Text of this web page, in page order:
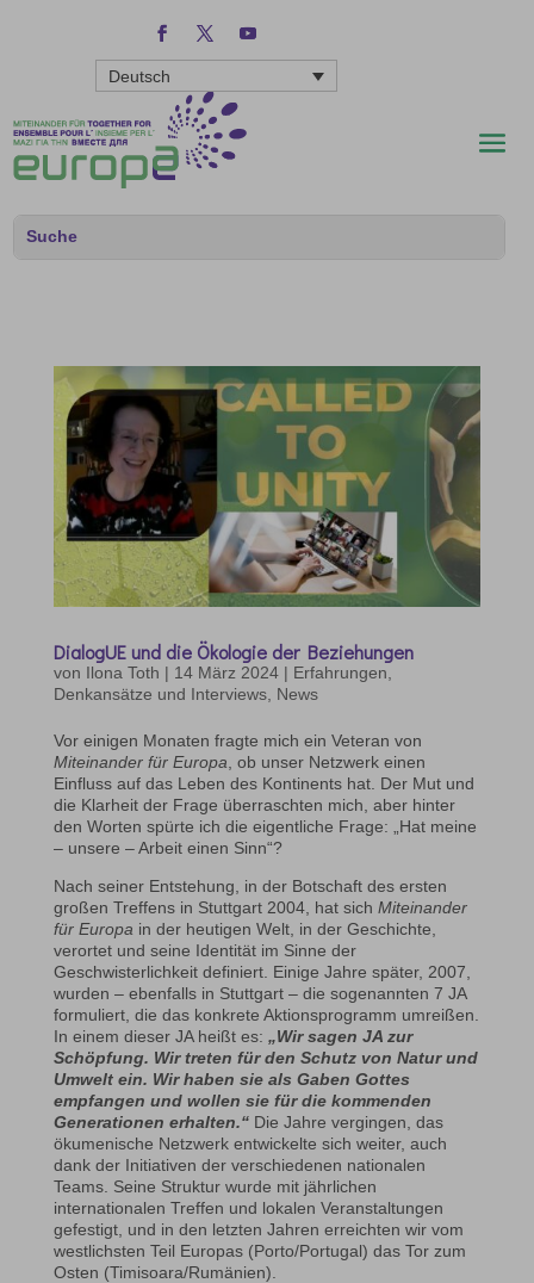
Deutsch
DialogUE und die Ökologie der Beziehungen
von Ilona Toth | 14 März 2024| Erfahrungen,
Denkansätze und Interviews, News
Vor einigen Monaten fragte mich ein Veteran von
Miteinander für Europa , ob unser Netzwerk einen
Einfluss auf das Leben des Kontinents hat. Der Mut und
die Klarheit der Frage überraschten mich, aber hinter
den Worten spürte ich die eigentliche Frage: „Hat meine
– unsere – Arbeit einen Sinn“?
Nach seiner Entstehung, in der Botschaft des ersten
großen Treffens in Stuttgart 2004, hat sich Miteinander
für Europa in der heutigen Welt, in der Geschichte,
verortet und seine Identität im Sinne der
Geschwisterlichkeit definiert. Einige Jahre später, 2007,
wurden – ebenfalls in Stuttgart – die sogenannten 7 JA
formuliert, die das konkrete Aktionsprogramm umreißen.
In einem dieser JA heißt es: „Wir sagen JA zur
Schöpfung. Wir treten für den Schutz von Natur und
Umwelt ein. Wir haben sie als Gaben Gottes
empfangen und wollen sie für die kommenden
Generationen erhalten.“Die Jahre vergingen, das
ökumenische Netzwerk entwickelte sich weiter, auch
dank der Initiativen der verschiedenen nationalen
Teams. Seine Struktur wurde mit jährlichen
internationalen Treffen und lokalen Veranstaltungen
gefestigt, und in den letzten Jahren erreichten wir vom
westlichsten Teil Europas (Porto/Portugal) das Tor zum
Osten (Timisoara/Rumänien).